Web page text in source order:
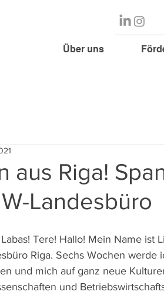
Über uns
aus Riga!
Landesbüro
Tere! Hallo! Mein Name
Riga. Sechs Wochen
und mich auf ganz neue
und